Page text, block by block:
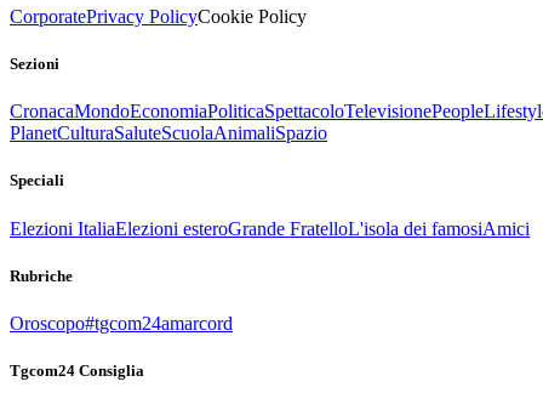
CorporatePrivacy PolicyCookie Policy
Sezioni
CronacaMondoEconomiaPoliticaSpettacoloTelevisionePeople
PlanetCulturaSaluteScuolaAnimaliSpazio
Speciali
Elezioni ItaliaElezioni esteroGrande FratelloL'isola dei famosiAmici
Rubriche
Oroscopo#tgcom24amarcord
Tgcom24 Consiglia